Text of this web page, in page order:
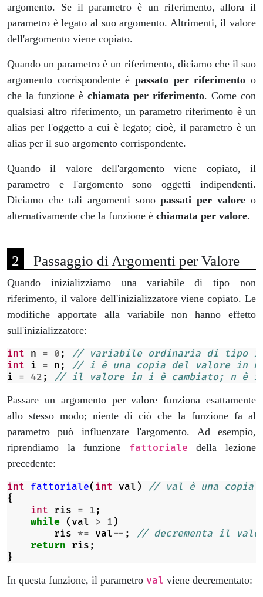
argomento. Se il parametro è un riferimento, allora il
parametro è legato al suo argomento. Altrimenti, il valore
dell'argomento viene copiato.
Quando un parametro è un riferimento, diciamo che il suo
argomento corrispondente è passato per riferimento o
che la funzione è chiamata per riferimento. Come con
qualsiasi altro riferimento, un parametro riferimento è un
alias per l'oggetto a cui è legato; cioè, il parametro è un
alias per il suo argomento corrispondente.
Quando il valore dell'argomento viene copiato, il
parametro e l'argomento sono oggetti indipendenti.
Diciamo che tali argomenti sonopassati per valore o
alternativamente che la funzione è chiamata per valore.
Passaggio di Argomenti per Valore
Quando inizializziamo una variabile di tipo non
riferimento, il valore dell'inizializzatore viene copiato. Le
modifiche apportate alla variabile non hanno effetto
sull'inizializzatore:
int n = 0 ;
// variabile ordinaria di tipo
int i = n ;
// i è una copia del valore in n
i = 42 ;
// il valore in i è cambiato; n è
Passare un argomento per valore funziona esattamente
allo stesso modo; niente di ciò che la funzione fa al
parametro può influenzare l'argomento. Ad esempio,
riprendiamo la funzione fattoriale della lezione
precedente:
int fattoriale( int val )
// val è una copia
{
int ris = 1 ;
while ( val > 1 )
ris *= val-- ;
// decrementa il
return ris ;
}
In questa funzione, il parametro val viene decrementato: